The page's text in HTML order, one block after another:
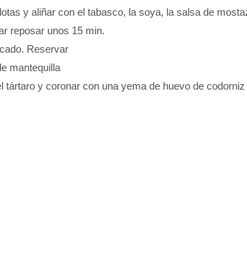
y aliñar con el tabasco, la soya, la salsa de
reposar unos 15 min.
Reservar
mantequilla
y coronar con una yema de huevo de